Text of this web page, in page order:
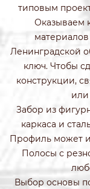
типовым
Оказываем
Ленинградской
ключ. Чтобы
конструкции,
или
Забор из
каркаса и
Профиль может
Полосы с
Выбор основы